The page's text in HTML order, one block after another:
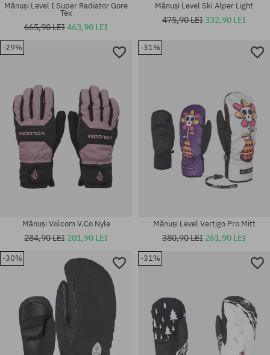
Mărimi existente:
S; M; XL; M-L; S-M
Mănuși Level I Super Radiator Gore
Tex
665,90 LEI463,90 LEI
Mănuși Level Ski Alper Light
475,90 LEI332,90 LEI
-29%
Mănuși Volcom V.Co Nyle
284,90 LEI 201,90 LEI
-31%
Mănuși Level Vertigo Pro Mitt
380,90 LEI 261,90 LEI
-30% -31%